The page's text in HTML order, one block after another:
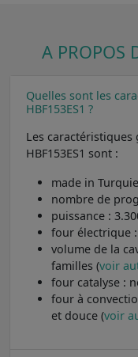
A PROPOS
Quelles sont les
HBF153ES1 ?
Les
HBF153ES1 sont :
made in
nombre de
puissance :
four électrique
volume de la
familles (voir
four catalyse :
four à
et douce (voir